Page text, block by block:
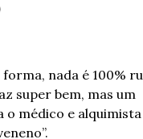
nada é 100%
super bem, mas um
o médico e